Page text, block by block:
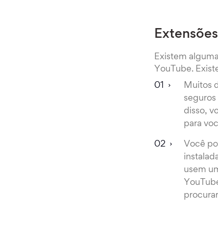
Existem
YouTube.
Muitos
disso,
para
Você
usem